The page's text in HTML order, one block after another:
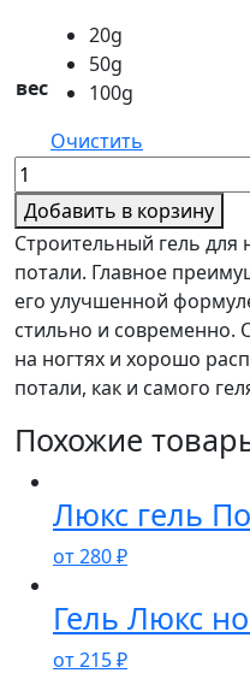
вес
20g
50g
100g
Очистить
Количество
товара
Люкс
гель
Поталь
номер
16
Добавить в корзину
Строительный гель для
потали. Главное
его улучшенной
стильно и современно.
на ногтях и хорошо
потали, как и самого
Похожие
Люкс гель
от280₽
Гель Люкс
от215₽